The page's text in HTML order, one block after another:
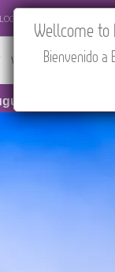
WHERE TO BUY
to 3:30 PM
Wellcome
Bienvenido